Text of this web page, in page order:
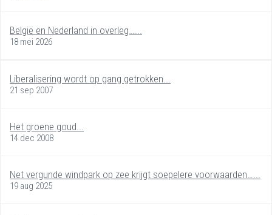
België en Nederland in overleg…...
18 mei 2026
Liberalisering wordt op gang getrokken...
21 sep 2007
Het groene goud...
14 dec 2008
Net vergunde windpark op zee krijgt soepelere voorwaarden…...
19 aug 2025